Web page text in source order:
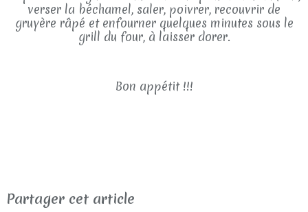
verser la béchamel, saler, poivrer, recouvrir de
gruyère râpé et enfourner quelques minutes sous le
grill du four, à laisser dorer.
Bon appétit !!!
Partager cet article